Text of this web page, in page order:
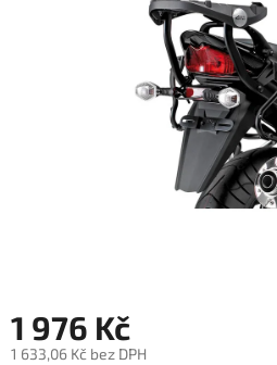
1 976 Kč
1 633,06 Kč bez DPH